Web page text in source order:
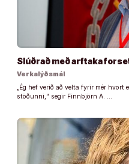
Slúðrað með arftaka
Verkalýðsmál
„Ég hef verið að velta fyrir mér
stöðunni,“ segir Finnbjörn A. …